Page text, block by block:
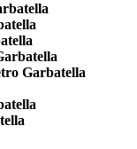
Garbatella